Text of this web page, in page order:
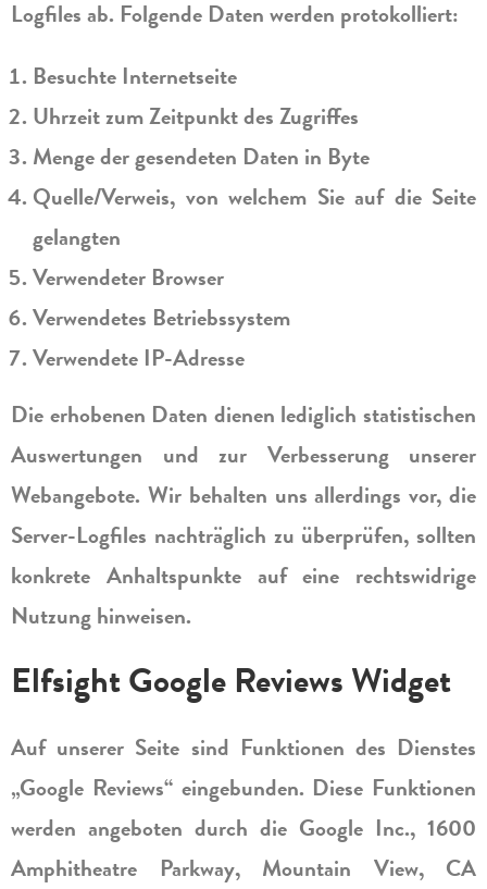
Logfiles ab. Folgende Daten werden protokolliert:
Besuchte Internetseite
Uhrzeit zum Zeitpunkt des Zugriffes
Menge der gesendeten Daten in Byte
Quelle/Verweis, von welchem Sie auf die Seite
gelangten
Verwendeter Browser
Verwendetes Betriebssystem
Verwendete IP-Adresse
Die erhobenen Daten dienen lediglich statistischen
Auswertungen und zur Verbesserung unserer
Webangebote. Wir behalten uns allerdings vor, die
Server-Logfiles nachträglich zu überprüfen, sollten
konkrete Anhaltspunkte auf eine rechtswidrige
Nutzung hinweisen.
Elfsight Google Reviews Widget
Auf unserer Seite sind Funktionen des Dienstes
„Google Reviews“ eingebunden. Diese Funktionen
werden angeboten durch die Google Inc., 1600
Amphitheatre Parkway, Mountain View, CA